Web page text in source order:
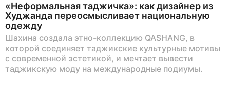
«Неформальная таджичка»: как дизайнер из
Худжанда переосмысливает национальную
одежду
Шахина создала этно-коллекцию QASHANG, в
которой соединяет таджикские культурные мотивы
с современной эстетикой, и мечтает вывести
таджикскую моду на международные подиумы.